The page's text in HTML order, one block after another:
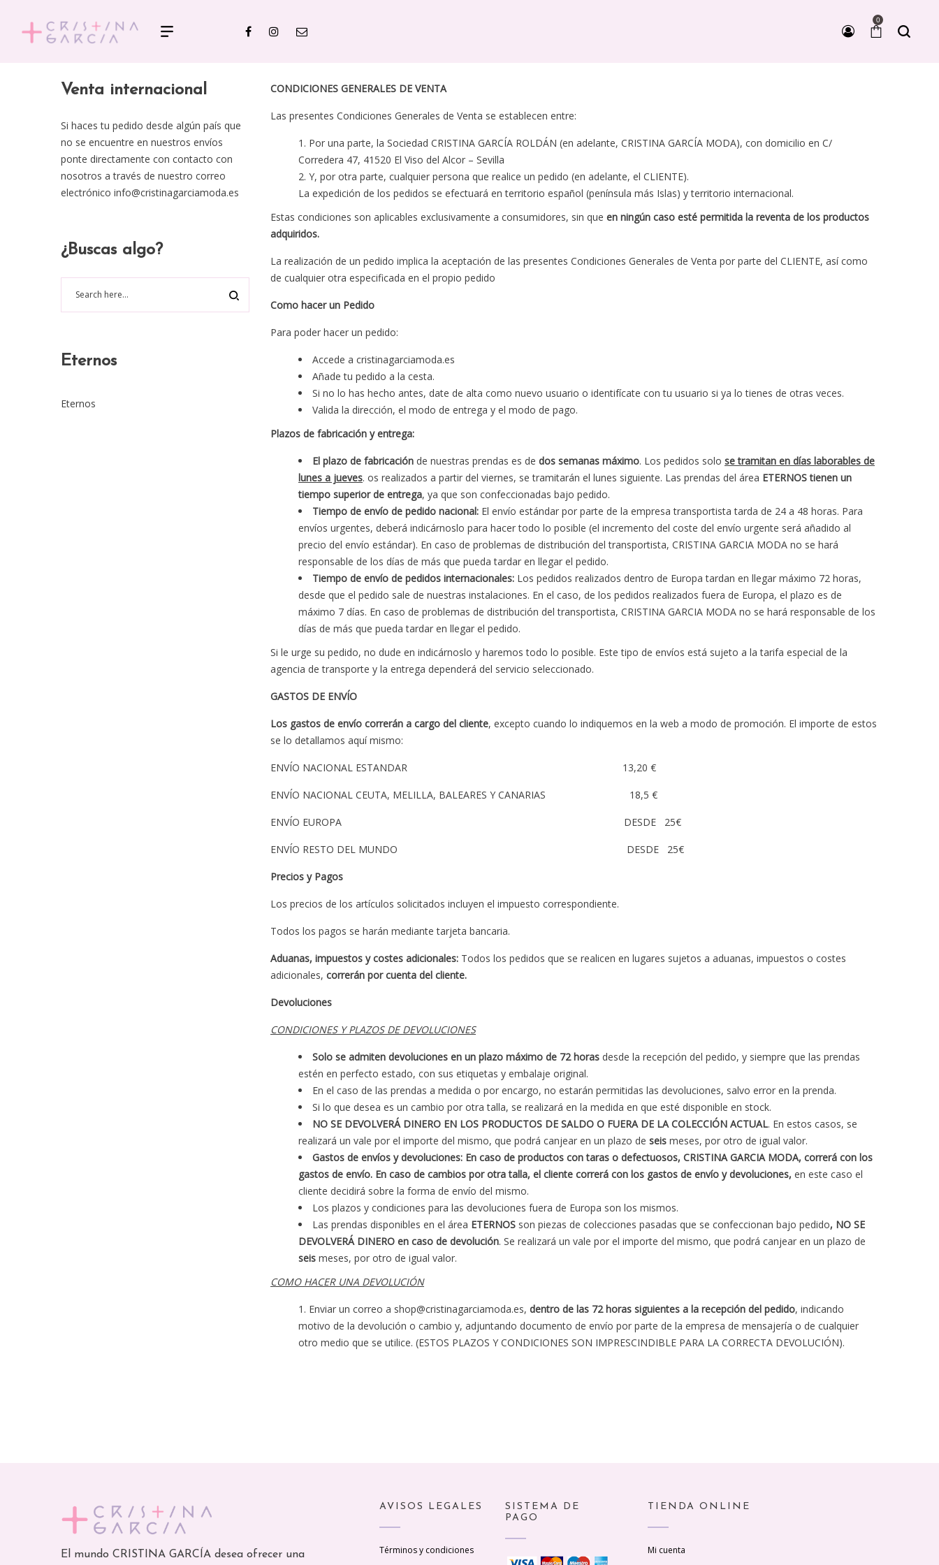
0
CONDICIONES GENERALES DE VENTA
Las presentes Condiciones Generales de Venta se establecen entre:
Por una parte, la Sociedad CRISTINA GARCÍA ROLDÁN (en adelante, CRISTINA GARCÍA MODA), con domicilio en C/
Corredera 47, 41520 El Viso del Alcor – Sevilla
Y, por otra parte, cualquier persona que realice un pedido (en adelante, el CLIENTE).
La expedición de los pedidos se efectuará en territorio español (península más Islas) y territorio internacional.
Estas condiciones son aplicables exclusivamente a consumidores, sin que en ningún caso esté permitida la reventa de los productos
adquiridos.
La realización de un pedido implica la aceptación de las presentes Condiciones Generales de Venta por parte del CLIENTE, así como
de cualquier otra especificada en el propio pedido
Como hacer un Pedido
Para poder hacer un pedido:
Accede a cristinagarciamoda.es
Añade tu pedido a la cesta.
Si no lo has hecho antes, date de alta como nuevo usuario o identifícate con tu usuario si ya lo tienes de otras veces.
Valida la dirección, el modo de entrega y el modo de pago.
Plazos de fabricación y entrega:
El plazo de fabricación de nuestras prendas es de dos semanas máximo. Los pedidos solo se tramitan en días laborables de
lunes a jueves. os realizados a partir del viernes, se tramitarán el lunes siguiente. Las prendas del área ETERNOS tienen un
tiempo superior de entrega, ya que son confeccionadas bajo pedido.
Tiempo de envío de pedido nacional: El envío estándar por parte de la empresa transportista tarda de 24 a 48 horas. Para
envíos urgentes, deberá indicárnoslo para hacer todo lo posible (el incremento del coste del envío urgente será añadido al
precio del envío estándar). En caso de problemas de distribución del transportista, CRISTINA GARCIA MODA no se hará
responsable de los días de más que pueda tardar en llegar el pedido.
Tiempo de envío de pedidos internacionales: Los pedidos realizados dentro de Europa tardan en llegar máximo 72 horas,
desde que el pedido sale de nuestras instalaciones. En el caso, de los pedidos realizados fuera de Europa, el plazo es de
máximo 7 días. En caso de problemas de distribución del transportista, CRISTINA GARCIA MODA no se hará responsable de los
días de más que pueda tardar en llegar el pedido.
Si le urge su pedido, no dude en indicárnoslo y haremos todo lo posible. Este tipo de envíos está sujeto a la tarifa especial de la
agencia de transporte y la entrega dependerá del servicio seleccionado.
GASTOS DE ENVÍO
Los gastos de envío correrán a cargo del cliente, excepto cuando lo indiquemos en la web a modo de promoción. El importe de estos
se lo detallamos aquí mismo:
ENVÍO NACIONAL ESTANDAR 13,20 €
ENVÍO NACIONAL CEUTA, MELILLA, BALEARES Y CANARIAS 18,5 €
ENVÍO EUROPA DESDE 25€
ENVÍO RESTO DEL MUNDO DESDE 25€
Precios y Pagos
Los precios de los artículos solicitados incluyen el impuesto correspondiente.
Todos los pagos se harán mediante tarjeta bancaria.
Aduanas, impuestos y costes adicionales: Todos los pedidos que se realicen en lugares sujetos a aduanas, impuestos o costes
adicionales, correrán por cuenta del cliente.
Devoluciones
CONDICIONES Y PLAZOS DE DEVOLUCIONES
Solo se admiten devoluciones en un plazo máximo de 72 horas desde la recepción del pedido, y siempre que las prendas
estén en perfecto estado, con sus etiquetas y embalaje original.
En el caso de las prendas a medida o por encargo, no estarán permitidas las devoluciones, salvo error en la prenda.
Si lo que desea es un cambio por otra talla, se realizará en la medida en que esté disponible en stock.
NO SE DEVOLVERÁ DINERO EN LOS PRODUCTOS DE SALDO O FUERA DE LA COLECCIÓN ACTUAL. En estos casos, se
realizará un vale por el importe del mismo, que podrá canjear en un plazo de seis meses, por otro de igual valor.
Gastos de envíos y devoluciones: En caso de productos con taras o defectuosos, CRISTINA GARCIA MODA, correrá con los
gastos de envío. En caso de cambios por otra talla, el cliente correrá con los gastos de envío y devoluciones, en este caso el
cliente decidirá sobre la forma de envío del mismo.
Los plazos y condiciones para las devoluciones fuera de Europa son los mismos.
Las prendas disponibles en el área ETERNOS son piezas de colecciones pasadas que se confeccionan bajo pedido, NO SE
DEVOLVERÁ DINERO en caso de devolución. Se realizará un vale por el importe del mismo, que podrá canjear en un plazo de
seis meses, por otro de igual valor.
COMO HACER UNA DEVOLUCIÓN
Enviar un correo a shop@cristinagarciamoda.es, dentro de las 72 horas siguientes a la recepción del pedido, indicando
motivo de la devolución o cambio y, adjuntando documento de envío por parte de la empresa de mensajería o de cualquier
otro medio que se utilice. (ESTOS PLAZOS Y CONDICIONES SON IMPRESCINDIBLE PARA LA CORRECTA DEVOLUCIÓN).
Venta internacional
Si haces tu pedido desde algún país que
no se encuentre en nuestros envíos
ponte directamente con contacto con
nosotros a través de nuestro correo
electrónico info@cristinagarciamoda.es
¿Buscas algo?
Eternos
Eternos
El mundo CRISTINA GARCÍA desea ofrecer una
AVISOS LEGALES
Términos y condiciones
SISTEMA DE
PAGO
TIENDA ONLINE
Mi cuenta